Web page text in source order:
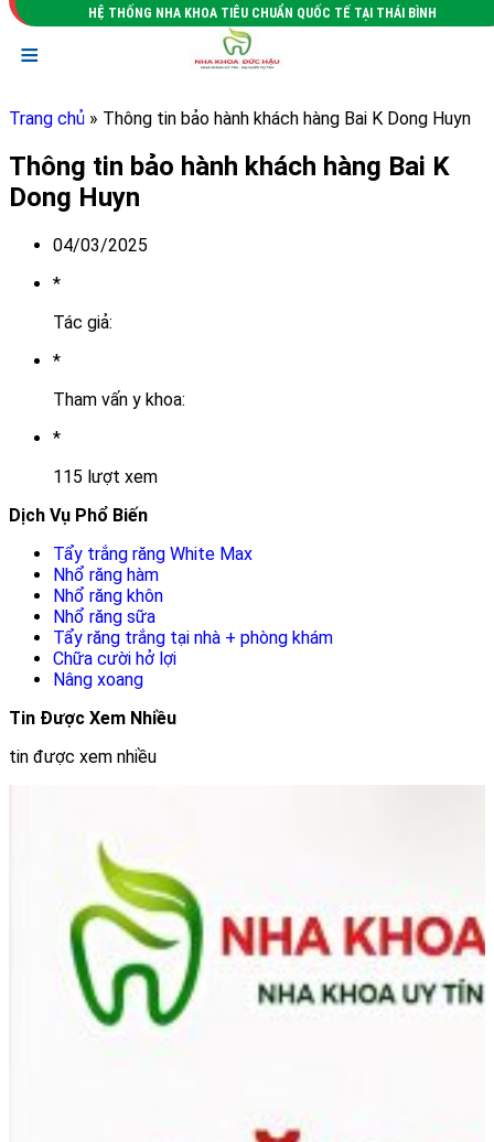
HỆ THỐNG NHA KHOA TIÊU CHUẨN QUỐC TẾ TẠI THÁI BÌNH
≡
Trang chủ » Thông tin bảo hành khách hàng Bai K Dong Huyn
Thông tin bảo hành khách hàng Bai K
Dong Huyn
04/03/2025
*
Tác giả:
*
Tham vấn y khoa:
*
115 lượt xem
Dịch Vụ Phổ Biến
Tẩy trắng răng White Max
Nhổ răng hàm
Nhổ răng khôn
Nhổ răng sữa
Tẩy răng trắng tại nhà + phòng khám
Chữa cười hở lợi
Nâng xoang
Tin Được Xem Nhiều
tin được xem nhiều